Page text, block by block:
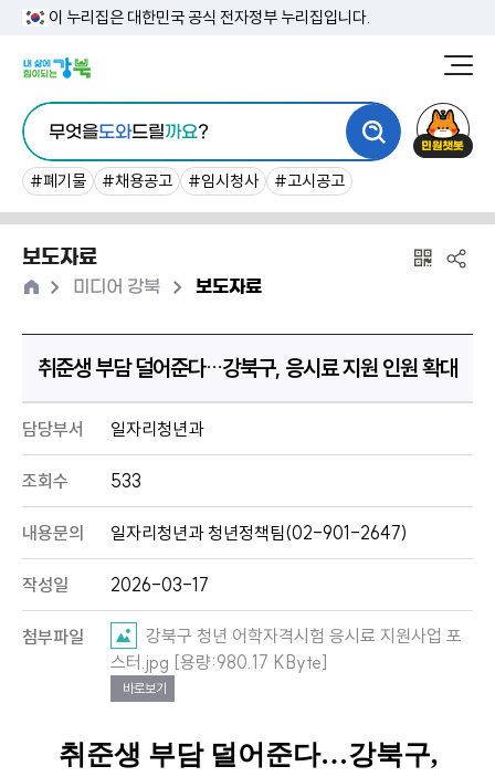
이 누리집은 대한민국 공식 전자정부 누리집입니다.
청
통
합
검
색
무엇을도와드릴까요?
#폐기물 #채용공고 #임시청사 #고시공고
원
보도자료
홈 >미디어 강북 >보도자료
취준생 부담 덜어준다…강북구, 응시료 지원 인원 확대
담당부서 일자리청년과
조회수 533
내용문의 일자리청년과 청년정책팀(02-901-2647)
작성일 2026-03-17
첨부파일
강북구 청년 어학자격시험 응시료 지원사업 포
스터.jpg [용량:980.17 KByte]
바로보기
취준생 부담 덜어준다…강북구,